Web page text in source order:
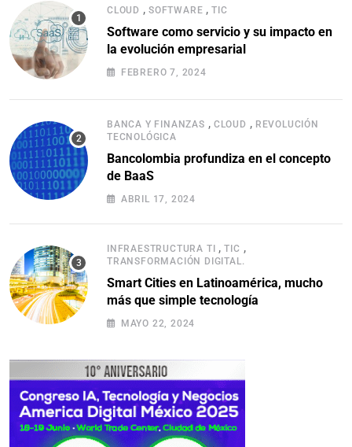
CLOUD , SOFTWARE ,TIC
Software como servicio y su impacto en
la evolución empresarial
FEBRERO 7, 2024
BANCA Y FINANZAS , CLOUD , REVOLUCIÓN
TECNOLÓGICA
Bancolombia profundiza en el concepto
de BaaS
ABRIL 17, 2024
INFRAESTRUCTURA TI ,TIC ,
TRANSFORMACIÓN DIGITAL.
Smart Cities en Latinoamérica, mucho
más que simple tecnología
MAYO 22, 2024